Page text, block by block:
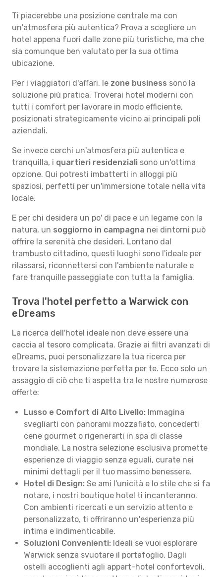
Ti piacerebbe una posizione centrale ma con
un'atmosfera più autentica? Prova a scegliere un
hotel appena fuori dalle zone più turistiche, ma che
sia comunque ben valutato per la sua ottima
ubicazione.
Per i viaggiatori d'affari, le zone business sono la
soluzione più pratica. Troverai hotel moderni con
tutti i comfort per lavorare in modo efficiente,
posizionati strategicamente vicino ai principali poli
aziendali.
Se invece cerchi un'atmosfera più autentica e
tranquilla, i quartieri residenziali sono un'ottima
opzione. Qui potresti imbatterti in alloggi più
spaziosi, perfetti per un'immersione totale nella vita
locale.
E per chi desidera un po' di pace e un legame con la
natura, un soggiorno in campagna nei dintorni può
offrire la serenità che desideri. Lontano dal
trambusto cittadino, questi luoghi sono l'ideale per
rilassarsi, riconnettersi con l'ambiente naturale e
fare tranquille passeggiate con tutta la famiglia.
Trova l'hotel perfetto a Warwick con
eDreams
La ricerca dell'hotel ideale non deve essere una
caccia al tesoro complicata. Grazie ai filtri avanzati di
eDreams, puoi personalizzare la tua ricerca per
trovare la sistemazione perfetta per te. Ecco solo un
assaggio di ciò che ti aspetta tra le nostre numerose
offerte:
Lusso e Comfort di Alto Livello: Immagina
svegliarti con panorami mozzafiato, concederti
cene gourmet o rigenerarti in spa di classe
mondiale. La nostra selezione esclusiva promette
esperienze di viaggio senza eguali, curate nei
minimi dettagli per il tuo massimo benessere.
Hotel di Design: Se ami l'unicità e lo stile che si fa
notare, i nostri boutique hotel ti incanteranno.
Con ambienti ricercati e un servizio attento e
personalizzato, ti offriranno un'esperienza più
intima e indimenticabile.
Soluzioni Convenienti: Ideali se vuoi esplorare
Warwick senza svuotare il portafoglio. Dagli
ostelli accoglienti agli appart-hotel confortevoli,